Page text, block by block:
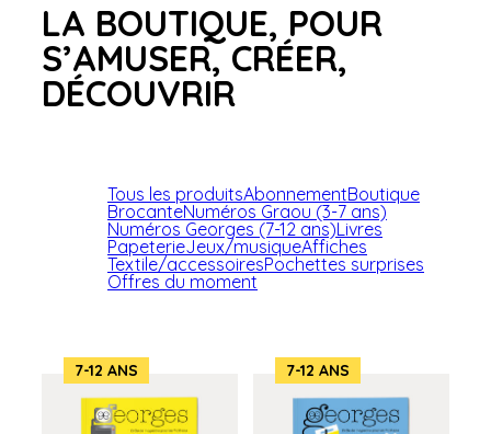
LA BOUTIQUE, POUR
S’AMUSER, CRÉER,
DÉCOUVRIR
Tous les produitsAbonnementBoutique
BrocanteNuméros Graou (3-7 ans)
Numéros Georges (7-12 ans)Livres
PapeterieJeux/musiqueAffiches
Textile/accessoiresPochettes surprises
Offres du moment
7-12 ANS 7-12 ANS